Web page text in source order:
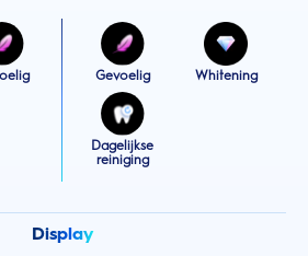
Gevoelig Whitening
Dagelijkse
reiniging
Display